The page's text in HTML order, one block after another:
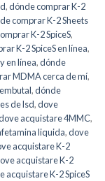
,dónde comprar K-2
comprar K-2 Sheets
K-2 SpiceS,
K-2 SpiceS en línea,
en línea,dónde
MDMA cerca de mí,
,dónde
de lsd,dove
acquistare 4MMC,
liquida,dove
acquistare K-2
acquistare K-2
acquistare K-2 SpiceS